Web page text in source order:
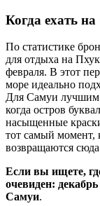
Когда ехать
По статистике
для отдыха на
февраля. В этот
море идеально
Для Самуи лучшим
когда остров
насыщенные
тот самый момент,
возвращаются
Если вы ищете,
очевиден:
Самуи.